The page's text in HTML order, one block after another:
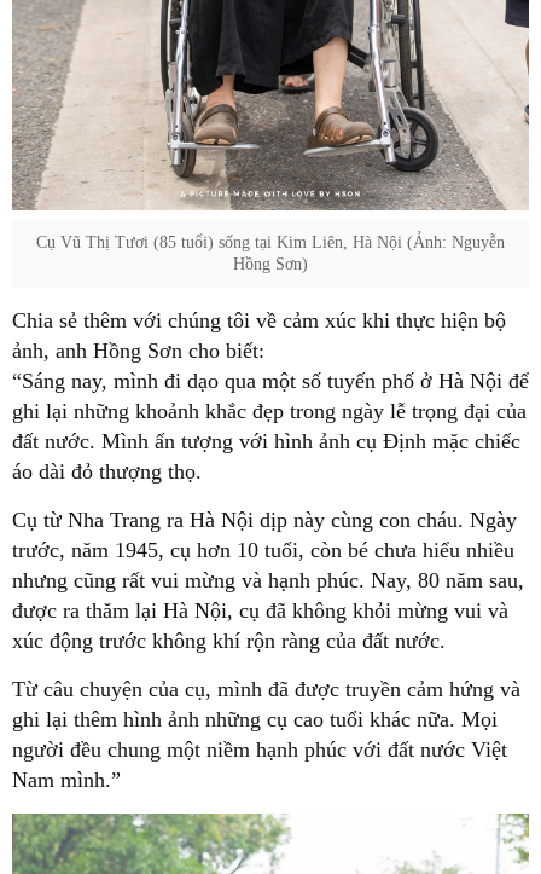
Cụ Vũ Thị Tươi (85 tuổi) sống tại Kim Liên, Hà Nội (Ảnh: Nguyễn
Hồng Sơn)
Chia sẻ thêm với chúng tôi về cảm xúc khi thực hiện bộ
ảnh, anh Hồng Sơn cho biết:
“Sáng nay, mình đi dạo qua một số tuyến phố ở Hà Nội để
ghi lại những khoảnh khắc đẹp trong ngày lễ trọng đại của
đất nước. Mình ấn tượng với hình ảnh cụ Định mặc chiếc
áo dài đỏ thượng thọ.
Cụ từ Nha Trang ra Hà Nội dịp này cùng con cháu. Ngày
trước, năm 1945, cụ hơn 10 tuổi, còn bé chưa hiểu nhiều
nhưng cũng rất vui mừng và hạnh phúc. Nay, 80 năm sau,
được ra thăm lại Hà Nội, cụ đã không khỏi mừng vui và
xúc động trước không khí rộn ràng của đất nước.
Từ câu chuyện của cụ, mình đã được truyền cảm hứng và
ghi lại thêm hình ảnh những cụ cao tuổi khác nữa. Mọi
người đều chung một niềm hạnh phúc với đất nước Việt
Nam mình.”